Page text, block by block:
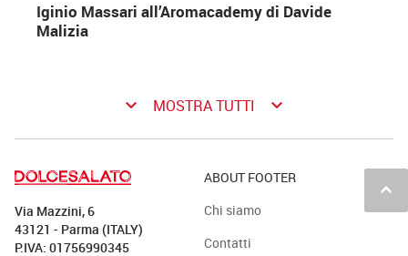
Iginio Massari all’Aromacademy di Davide
Malizia
keyboard_arrow_down MOSTRA TUTTI keyboard_arrow_down
keyboard_arrow_up
Via Mazzini, 6
43121 - Parma (ITALY)
P.IVA: 01756990345
ABOUT FOOTER
Chi siamo
Contatti